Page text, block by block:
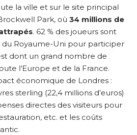
la ville et sur le site principal
Park, où 34 millions de
. 62 % des joueurs sont
du Royaume-Uni pour participer
dont un grand nombre de
l’Europe et de la France.
économique de Londres :
sterling (22,4 millions d’euros)
directes des visiteurs pour
etc. et les coûts